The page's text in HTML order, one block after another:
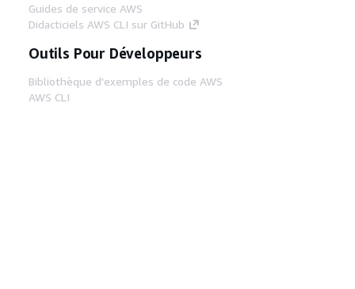
Guides de service AWS
Didacticiels AWS CLI sur GitHub
Outils Pour Développeurs
Bibliothèque d'exemples de code AWS
AWS CLI